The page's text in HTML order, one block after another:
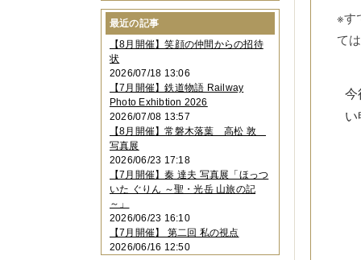
※す
て
2024年06月（4件）
2024年04月
2024年03月（3件）
2024年02月（2件）
2023年12月
2023年11月 （4件）
2023年10月（3件）
2023年09月（4件）
2023年08月 （1件）
2023年06月（3件）
2023年05月
2023年04月 （2件）
2023年03月（5件）
2023年02月（3件）
2023年01月
2022年12月 （3件）
2022年11月（2件）
2022年10月（4件）
最近の記事
【8月開催】笑顔の仲間からの招待
状
2026/07/18 13:06
【7月開催】鉄道物語 Railway
Photo Exhibtion 2026
2026/07/08 13:57
【8月開催】常磐木落葉 高松 敦
写真展
2026/06/23 17:18
【7月開催】秦 達夫 写真展「ほっつ
いた ぐりん ～聖・光岳 山旅の記
～」
2026/06/23 16:10
【7月開催】 第二回 私の視点
2026/06/16 12:50